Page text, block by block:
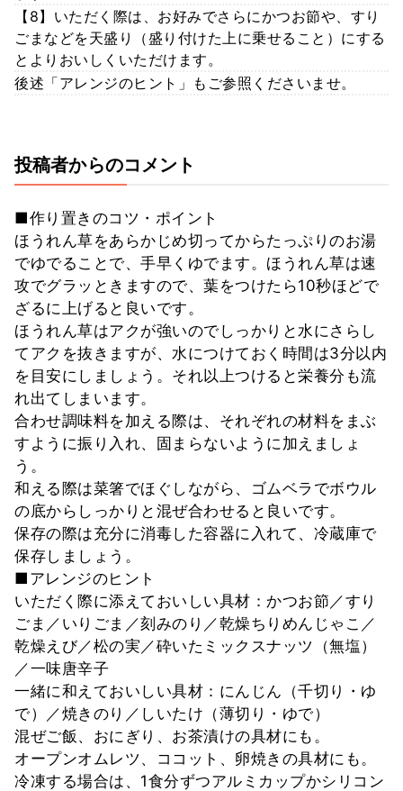
【8】いただく際は、お好みでさらにかつお節や、すり
ごまなどを天盛り（盛り付けた上に乗せること）にする
とよりおいしくいただけます。
後述「アレンジのヒント」もご参照くださいませ。
投稿者からのコメント
■作り置きのコツ・ポイント
ほうれん草をあらかじめ切ってからたっぷりのお湯
でゆでることで、手早くゆでます。ほうれん草は速
攻でグラッときますので、葉をつけたら10秒ほどで
ざるに上げると良いです。
ほうれん草はアクが強いのでしっかりと水にさらし
てアクを抜きますが、水につけておく時間は3分以内
を目安にしましょう。それ以上つけると栄養分も流
れ出てしまいます。
合わせ調味料を加える際は、それぞれの材料をまぶ
すように振り入れ、固まらないように加えましょ
う。
和える際は菜箸でほぐしながら、ゴムベラでボウル
の底からしっかりと混ぜ合わせると良いです。
保存の際は充分に消毒した容器に入れて、冷蔵庫で
保存しましょう。
■アレンジのヒント
いただく際に添えておいしい具材：かつお節／すり
ごま／いりごま／刻みのり／乾燥ちりめんじゃこ／
乾燥えび／松の実／砕いたミックスナッツ（無塩）
／一味唐辛子
一緒に和えておいしい具材：にんじん（千切り・ゆ
で）／焼きのり／しいたけ（薄切り・ゆで）
混ぜご飯、おにぎり、お茶漬けの具材にも。
オープンオムレツ、ココット、卵焼きの具材にも。
冷凍する場合は、1食分ずつアルミカップかシリコン